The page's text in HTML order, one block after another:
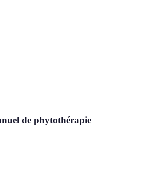
de phytothérapie